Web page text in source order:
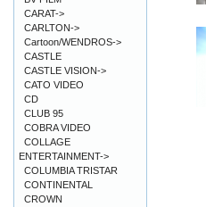
CARAT->
CARLTON->
Cartoon/WENDROS->
CASTLE
CASTLE VISION->
CATO VIDEO
CD
CLUB 95
COBRA VIDEO
COLLAGE
ENTERTAINMENT->
COLUMBIA TRISTAR
CONTINENTAL
CROWN